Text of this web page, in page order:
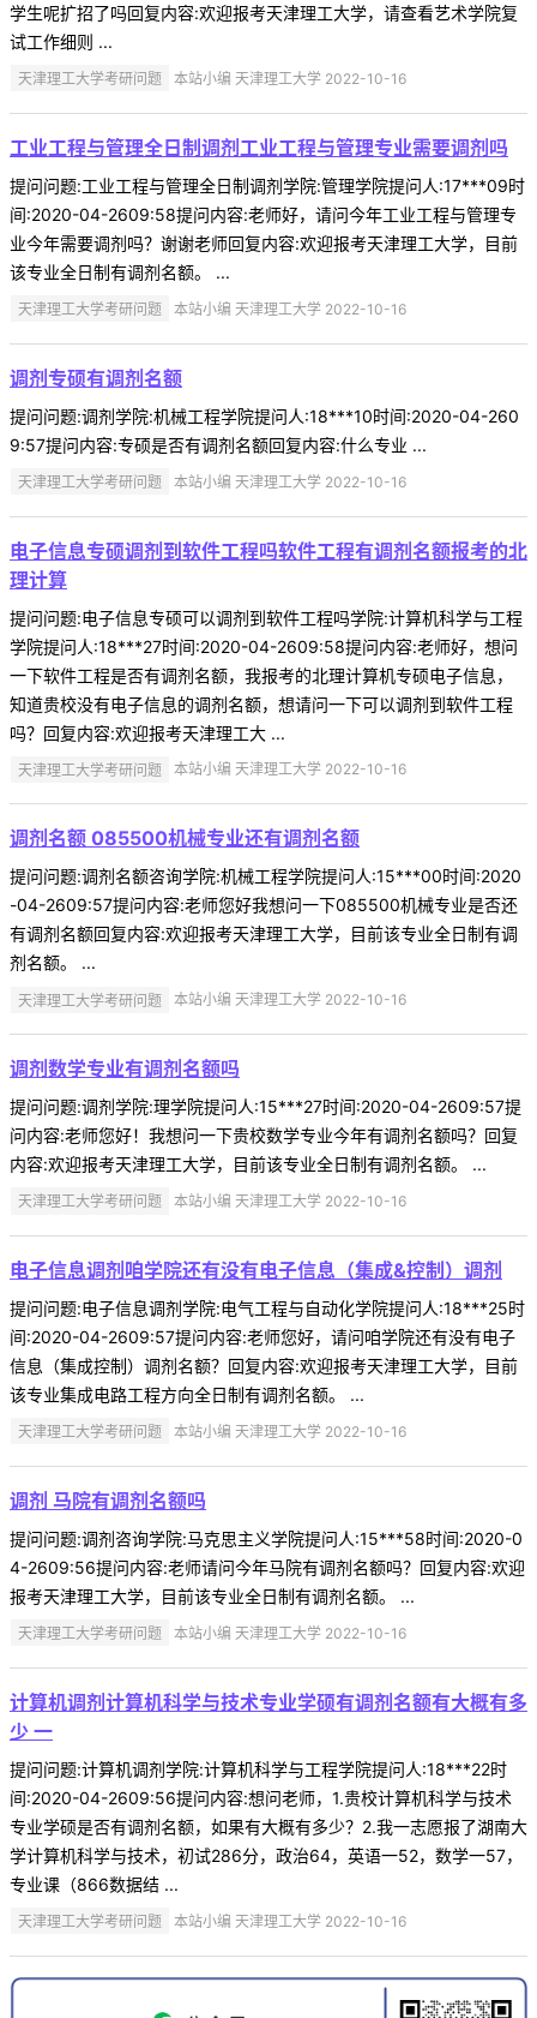
学生呢扩招了吗回复内容:欢迎报考天津理工大学，请查看艺术学院复
试工作细则 ...
天津理工大学考研问题 本站小编 天津理工大学 2022-10-16
工业工程与管理全日制调剂工业工程与管理专业需要调剂吗
提问问题:工业工程与管理全日制调剂学院:管理学院提问人:17***09时
间:2020-04-2609:58提问内容:老师好，请问今年工业工程与管理专
业今年需要调剂吗？谢谢老师回复内容:欢迎报考天津理工大学，目前
该专业全日制有调剂名额。 ...
天津理工大学考研问题 本站小编 天津理工大学 2022-10-16
调剂专硕有调剂名额
提问问题:调剂学院:机械工程学院提问人:18***10时间:2020-04-260
9:57提问内容:专硕是否有调剂名额回复内容:什么专业 ...
天津理工大学考研问题 本站小编 天津理工大学 2022-10-16
电子信息专硕调剂到软件工程吗软件工程有调剂名额报考的北
理计算
提问问题:电子信息专硕可以调剂到软件工程吗学院:计算机科学与工程
学院提问人:18***27时间:2020-04-2609:58提问内容:老师好，想问
一下软件工程是否有调剂名额，我报考的北理计算机专硕电子信息，
知道贵校没有电子信息的调剂名额，想请问一下可以调剂到软件工程
吗？回复内容:欢迎报考天津理工大 ...
天津理工大学考研问题 本站小编 天津理工大学 2022-10-16
调剂名额 085500机械专业还有调剂名额
提问问题:调剂名额咨询学院:机械工程学院提问人:15***00时间:2020
-04-2609:57提问内容:老师您好我想问一下085500机械专业是否还
有调剂名额回复内容:欢迎报考天津理工大学，目前该专业全日制有调
剂名额。 ...
天津理工大学考研问题 本站小编 天津理工大学 2022-10-16
调剂数学专业有调剂名额吗
提问问题:调剂学院:理学院提问人:15***27时间:2020-04-2609:57提
问内容:老师您好！我想问一下贵校数学专业今年有调剂名额吗？回复
内容:欢迎报考天津理工大学，目前该专业全日制有调剂名额。 ...
天津理工大学考研问题 本站小编 天津理工大学 2022-10-16
电子信息调剂咱学院还有没有电子信息（集成&控制）调剂
提问问题:电子信息调剂学院:电气工程与自动化学院提问人:18***25时
间:2020-04-2609:57提问内容:老师您好，请问咱学院还有没有电子
信息（集成控制）调剂名额？回复内容:欢迎报考天津理工大学，目前
该专业集成电路工程方向全日制有调剂名额。 ...
天津理工大学考研问题 本站小编 天津理工大学 2022-10-16
调剂 马院有调剂名额吗
提问问题:调剂咨询学院:马克思主义学院提问人:15***58时间:2020-0
4-2609:56提问内容:老师请问今年马院有调剂名额吗？回复内容:欢迎
报考天津理工大学，目前该专业全日制有调剂名额。 ...
天津理工大学考研问题 本站小编 天津理工大学 2022-10-16
计算机调剂计算机科学与技术专业学硕有调剂名额有大概有多
少 一
提问问题:计算机调剂学院:计算机科学与工程学院提问人:18***22时
间:2020-04-2609:56提问内容:想问老师，1.贵校计算机科学与技术
专业学硕是否有调剂名额，如果有大概有多少？2.我一志愿报了湖南大
学计算机科学与技术，初试286分，政治64，英语一52，数学一57，
专业课（866数据结 ...
天津理工大学考研问题 本站小编 天津理工大学 2022-10-16